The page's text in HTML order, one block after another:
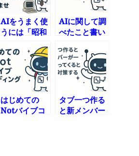
AIをうまく使
うには「昭和
からん上司ム
ーブ」をかま
せ
AIに関して調
べたこと書い
はじめての
Notバイブコ
タブ一つ作る
と新メンバー